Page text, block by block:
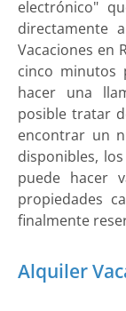
electrónico"
directamente
Vacaciones en
cinco minutos
hacer una
posible tratar
encontrar un
disponibles,
puede hacer
propiedades
finalmente
Alquiler